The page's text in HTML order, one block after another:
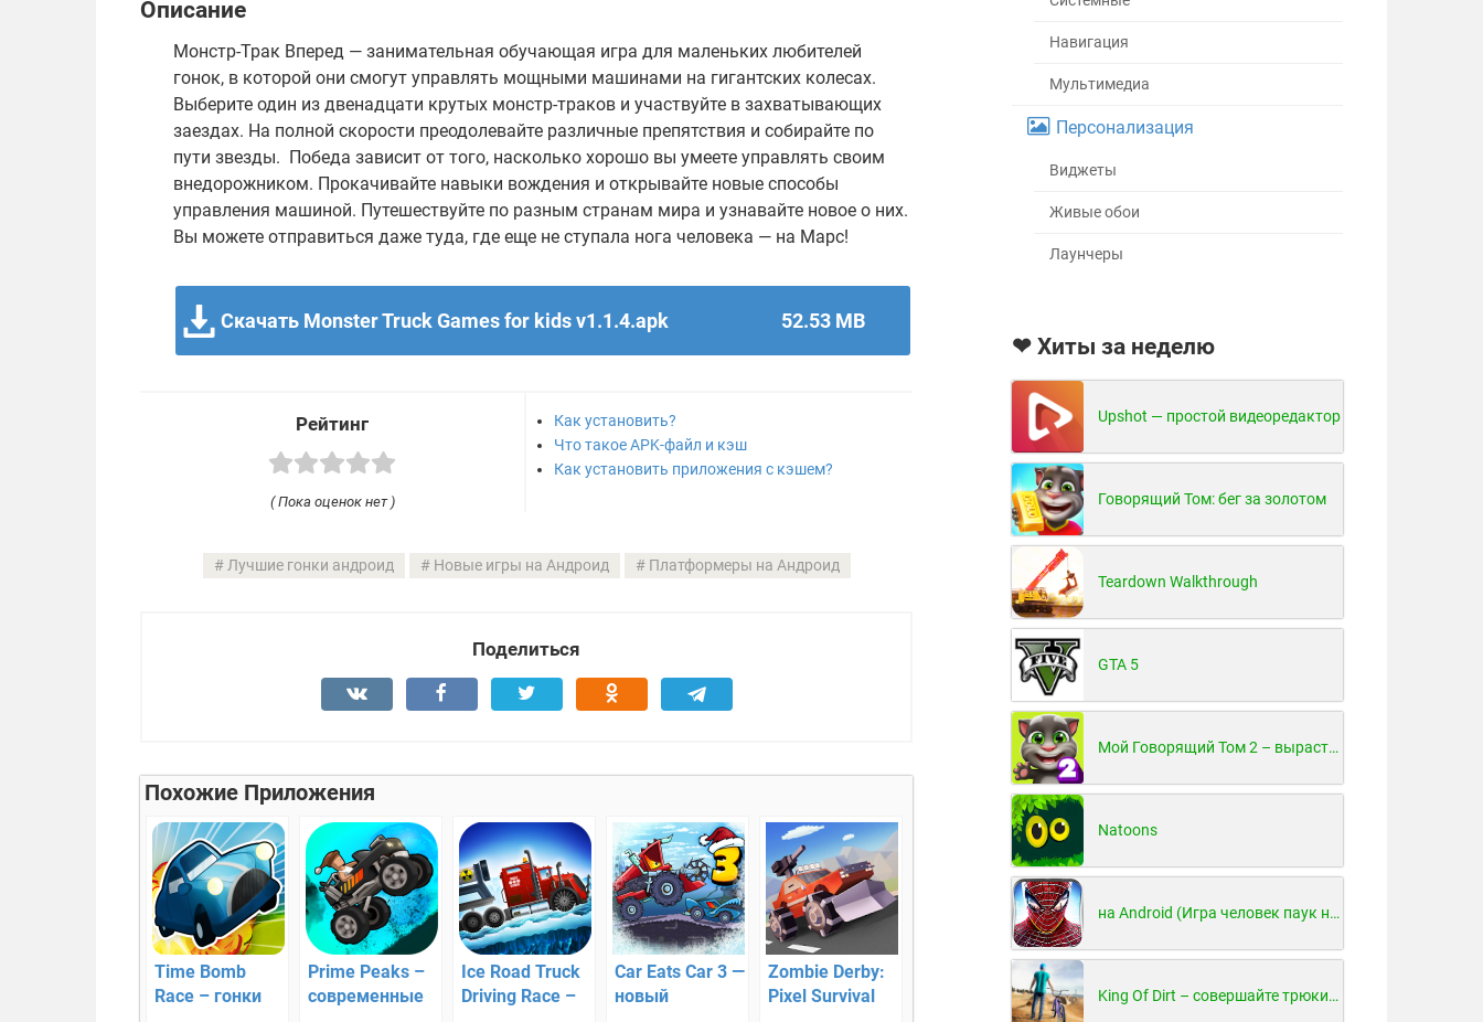
Описание
Монстр-Трак Вперед — занимательная обучающая игра для маленьких любителей
гонок, в которой они смогут управлять мощными машинами на гигантских колесах.
Выберите один из двенадцати крутых монстр-траков и участвуйте в захватывающих
заездах. На полной скорости преодолевайте различные препятствия и собирайте по
пути звезды. Победа зависит от того, насколько хорошо вы умеете управлять своим
внедорожником. Прокачивайте навыки вождения и открывайте новые способы
управления машиной. Путешествуйте по разным странам мира и узнавайте новое о них.
Вы можете отправиться даже туда, где еще не ступала нога человека — на Марс!
Скачать Monster Truck Games for kids v1.1.4.apk 52.53 MB
Рейтинг
( Пока оценок нет )
Как установить?
Что такое APK-файл и кэш
Как установить приложения с кэшем?
Лучшие гонки андроид Новые игры на Андроид Платформеры на Андроид
Поделиться
Похожие Приложения
Time Bomb
Race – гонки
Prime Peaks –
современные
Ice Road Truck
Driving Race –
Car Eats Car 3 —
новый
Zombie Derby:
Pixel Survival
Навигация
Мультимедиа
Персонализация
Виджеты
Живые обои
Лаунчеры
❤ Хиты за неделю
Upshot — простой видеоредактор
Говорящий Том: бег за золотом
Teardown Walkthrough
GTA 5
Мой Говорящий Том 2 – вырасти и воспитай своего котенка
Natoons
на Android (Игра человек паук на Android)
King Of Dirt – совершайте трюки на велосипеде!